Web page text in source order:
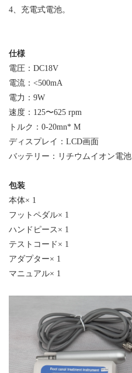
4、充電式電池。
仕様
電圧： DC18V
電流： <500mA
電力： 9W
速度： 125〜625 rpm
トルク： 0-20mn* M
ディスプレイ： LCD画面
バッテリー：リチウムイオン電池
包装
本体× 1
フットペダル× 1
ハンドピース × 1
テストコード × 1
アダプター× 1
マニュアル× 1